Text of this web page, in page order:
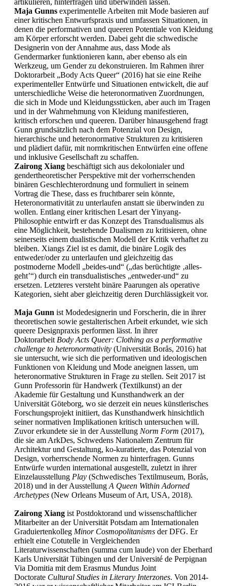
Maja Gunns experimentelle Arbeiten mit Mode basieren auf
einer kritischen Entwurfspraxis und umfassen Situationen, in
denen die performativen und queeren Potentiale von Kleidung
am Körper erforscht werden. Dabei geht die schwedische
Designerin von der Annahme aus, dass Mode als
Gendermarker funktionieren kann, aber ebenso als ein
Werkzeug, um Gender zu dekonstruieren. Im Rahmen ihrer
Doktorarbeit „Body Acts Queer“ (2016) hat sie eine Reihe
experimenteller Entwürfe und Situationen entwickelt, die auf
unterschiedliche Weise die heteronormativen Zuordnungen,
die sich in Mode und Kleidungsstücken, aber auch im Tragen
und in der Wahrnehmung von Kleidung manifestieren,
kritisch erforschen und queeren. Darüber hinausgehend fragt
Gunn grundsätzlich nach dem Potenzial von Design,
hierarchische und heteronormative Strukturen zu kritisieren
und plädiert dafür, mit normkritischen Entwürfen eine offene
und inklusive Gesellschaft zu schaffen.
Zairong Xiang beschäftigt sich aus dekolonialer und
gendertheoretischer Perspektive mit der vorherrschenden
binären Geschlechterordnung und formuliert in seinem
Vortrag die These, dass es fruchtbarer sein könnte,
Heteronormativität zu unterlaufen anstatt sie überwinden zu
wollen. Entlang einer kritischen Lesart der Yinyang-
Philosophie entwirft er das Konzept des Transdualismus als
eine Möglichkeit, bestehende Dualismen zu kritisieren, ohne
seinerseits einem dualistischen Modell der Kritik verhaftet zu
bleiben. Xiangs Ziel ist es damit, die binäre Logik des
entweder/oder zu unterlaufen und gleichzeitig das
postmoderne Modell „beides-und“ („das berüchtigte ‚alles-
geht’“) durch ein transdualistisches „entweder-und“ zu
ersetzen. Letzteres versteht binäre Paarungen als operative
Kategorien, sieht aber gleichzeitig deren Durchlässigkeit vor.
Maja Gunn ist Modedesignerin und Forscherin, die in ihrer
theoretischen sowie gestalterischen Arbeit erkundet, wie sich
queere Designpraxis performen lässt. In ihrer
Doktorarbeit Body Acts Queer: Clothing as a performative
challenge to heteronormativity (Universität Borås, 2016) hat
sie untersucht, wie sich die performativen und ideologischen
Funktionen von Kleidung und Mode aneignen lassen, um
heteronormative Strukturen in Frage zu stellen. Seit 2017 ist
Gunn Professorin für Handwerk (Textilkunst) an der
Akademie für Gestaltung und Kunsthandwerk an der
Universität Göteborg, wo sie derzeit ein neues künstlerisches
Forschungsprojekt initiiert, das Kunsthandwerk hinsichtlich
seiner normativen Implikationen kritisch untersuchen will.
Zuvor erkundete sie in der Ausstellung Norm Form (2017),
die sie am ArkDes, Schwedens Nationalem Zentrum für
Architektur und Gestaltung, ko-kuratierte, das Potenzial von
Design, vorherrschende Normen zu hinterfragen. Gunns
Entwürfe wurden international ausgestellt, zuletzt in ihrer
Einzelausstellung Play (Schwedisches Textilmuseum, Borås,
2018) und in der Ausstellung A Queen Within Adorned
Archetypes (New Orleans Museum of Art, USA, 2018).
Zairong Xiang ist Postdoktorand und wissenschaftlicher
Mitarbeiter an der Universität Potsdam am Internationalen
Graduiertenkolleg Minor Cosmopolitanisms der DFG. Er
erhielt eine Cotutelle in Vergleichenden
Literaturwissenschaften (summa cum laude) von der Eberhard
Karls Universität Tübingen und der Université de Perpignan
Via Domitia mit dem Erasmus Mundus Joint
Doctorate Cultural Studies in Literary Interzones. Von 2014-